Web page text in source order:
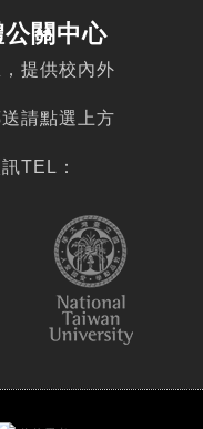
關中心
提供校內外
請點選上方
TEL：